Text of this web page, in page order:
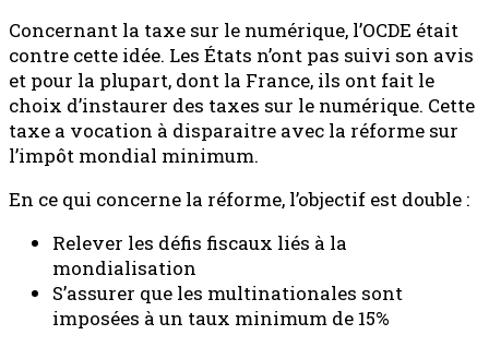
Concernant la taxe sur le numérique, l’OCDE était
contre cette idée. Les États n’ont pas suivi son avis
et pour la plupart, dont la France, ils ont fait le
choix d’instaurer des taxes sur le numérique. Cette
taxe a vocation à disparaitre avec la réforme sur
l’impôt mondial minimum.
En ce qui concerne la réforme, l’objectif est double :
Relever les défis fiscaux liés à la
mondialisation
S’assurer que les multinationales sont
imposées à un taux minimum de 15%